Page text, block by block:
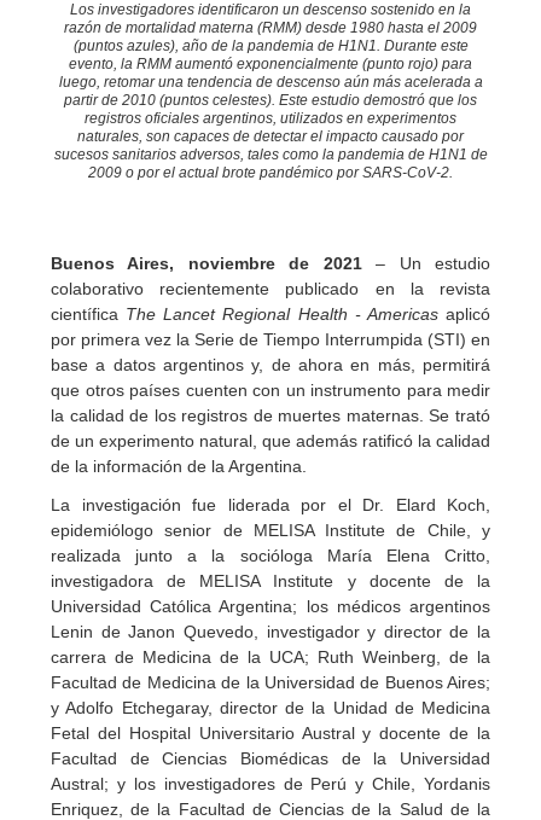
Los investigadores identificaron un descenso sostenido en la
razón de mortalidad materna (RMM) desde 1980 hasta el 2009
(puntos azules), año de la pandemia de H1N1. Durante este
evento, la RMM aumentó exponencialmente (punto rojo) para
luego, retomar una tendencia de descenso aún más acelerada a
partir de 2010 (puntos celestes). Este estudio demostró que los
registros oficiales argentinos, utilizados en experimentos
naturales, son capaces de detectar el impacto causado por
sucesos sanitarios adversos, tales como la pandemia de H1N1 de
2009 o por el actual brote pandémico por SARS-CoV-2.
Buenos Aires, noviembre de 2021– Un estudio
colaborativo recientemente publicado en la revista
científica The Lancet Regional Health - Americasaplicó
por primera vez la Serie de Tiempo Interrumpida (STI) en
base a datos argentinos y, de ahora en más, permitirá
que otros países cuenten con un instrumento para medir
la calidad de los registros de muertes maternas. Se trató
de un experimento natural, que además ratificó la calidad
de la información de la Argentina.
La investigación fue liderada por el Dr. Elard Koch,
epidemiólogo senior de MELISA Institute de Chile, y
realizada junto a la socióloga María Elena Critto,
investigadora de MELISA Institute y docente de la
Universidad Católica Argentina; los médicos argentinos
Lenin de Janon Quevedo, investigador y director de la
carrera de Medicina de la UCA; Ruth Weinberg, de la
Facultad de Medicina de la Universidad de Buenos Aires;
y Adolfo Etchegaray, director de la Unidad de Medicina
Fetal del Hospital Universitario Austral y docente de la
Facultad de Ciencias Biomédicas de la Universidad
Austral; y los investigadores de Perú y Chile, Yordanis
Enriquez, de la Facultad de Ciencias de la Salud de la